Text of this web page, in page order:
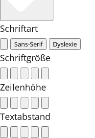
Schriftart
Sans-Serif Dyslexie
Schriftgröße
Zeilenhöhe
Textabstand